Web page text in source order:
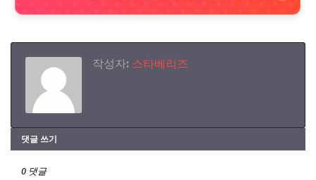
작성자: 스타베리즈
댓글 쓰기
0 댓글